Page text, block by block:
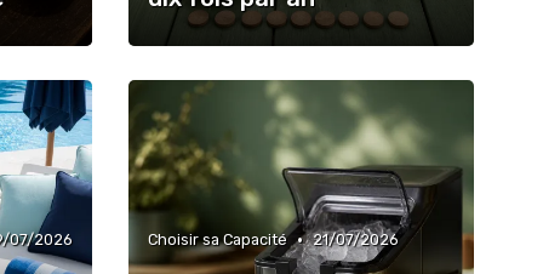
07/2026 Choisir sa Capacité • 21/07/2026